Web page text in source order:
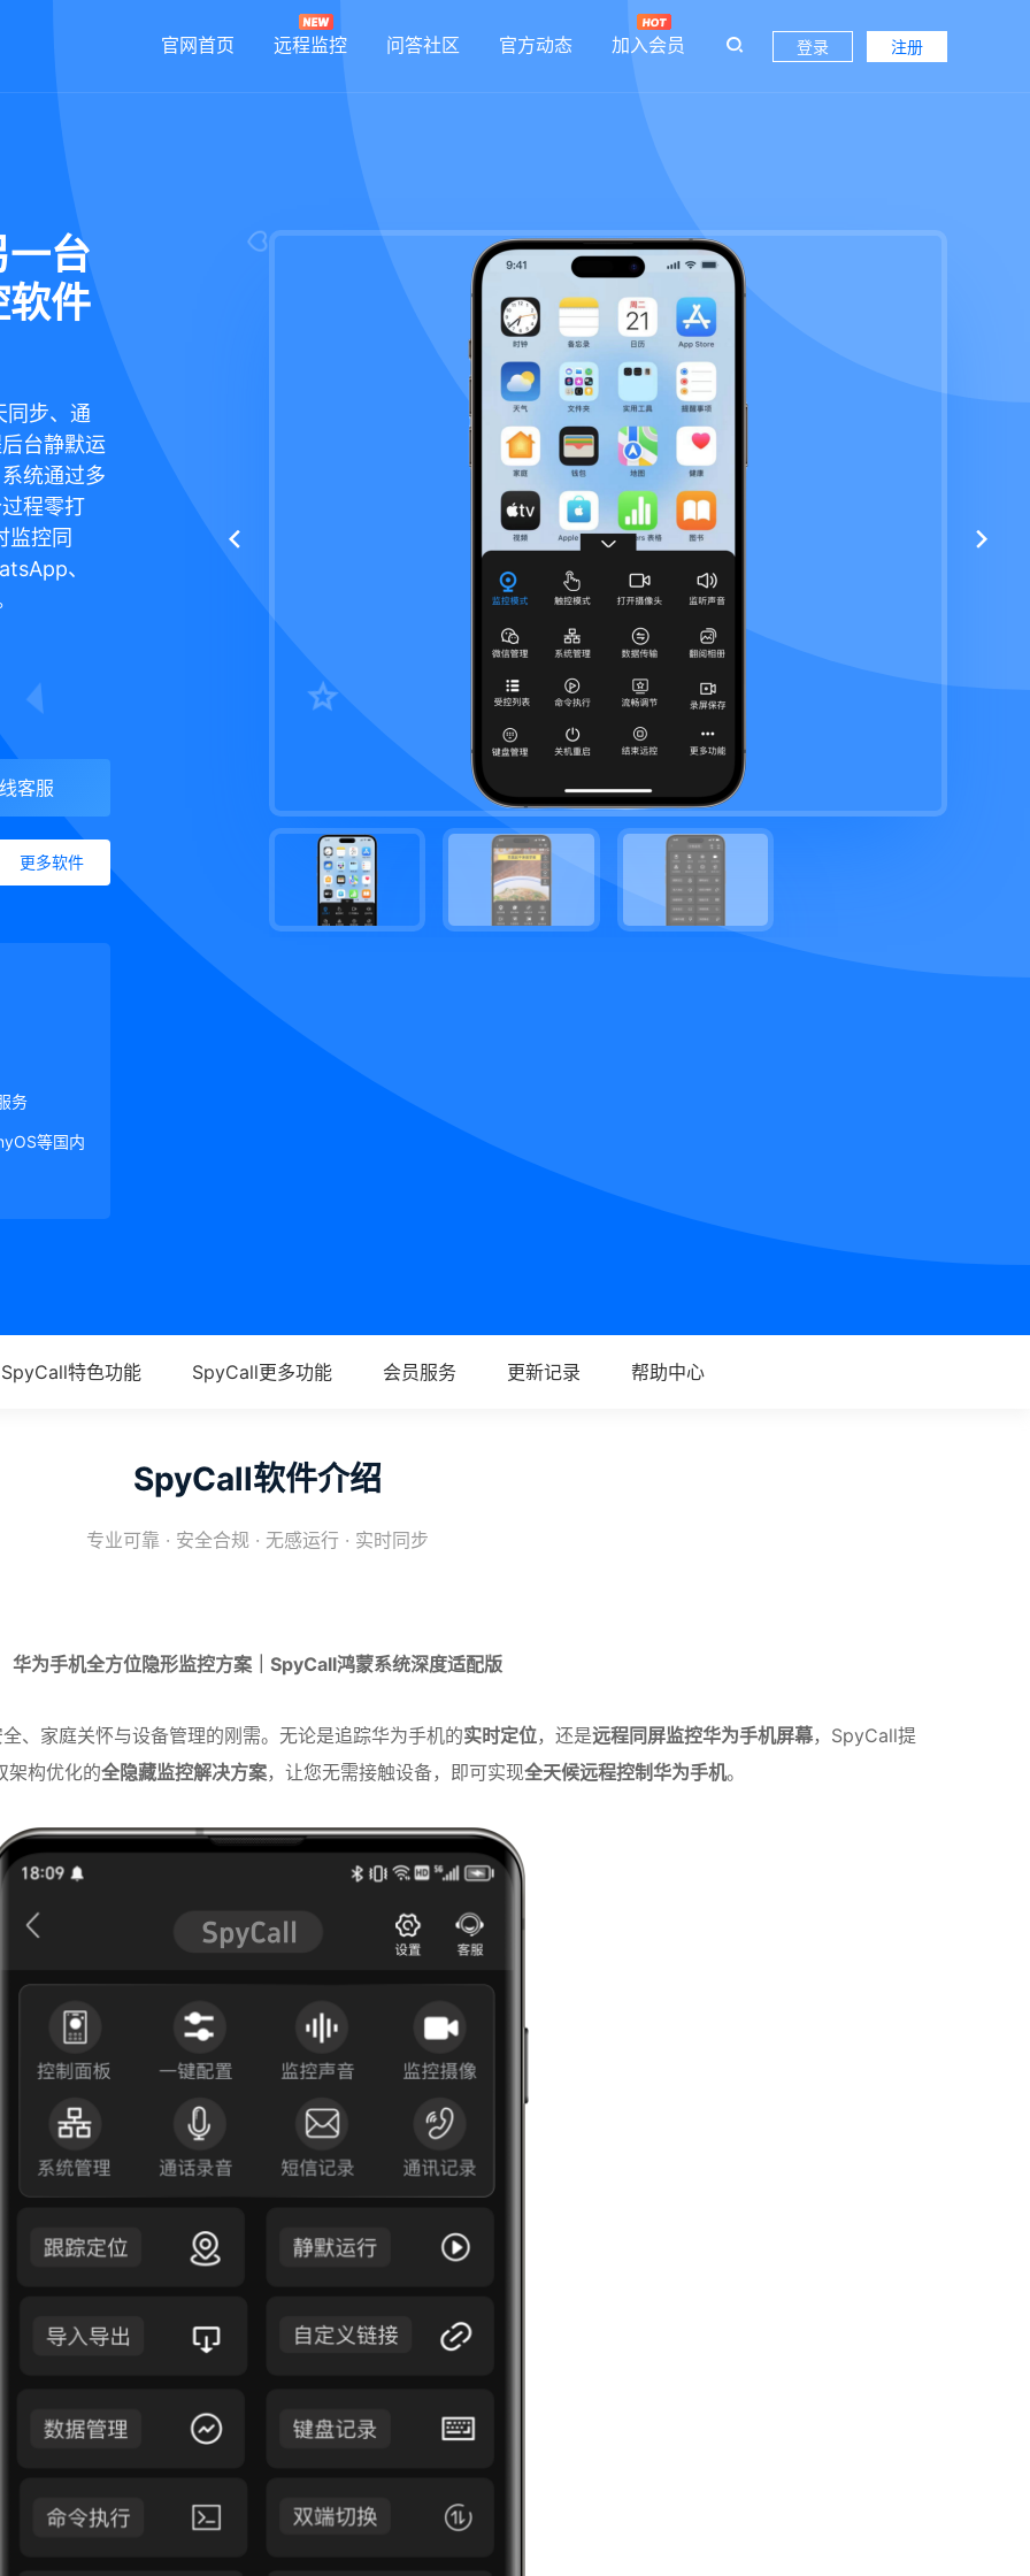
官网首页 远程监控 问答社区 官方动态 加入会员 登录 注册
台
件
同步、通
台静默运
统通过多
程零打
监控同
、
客服
更多软件
务
等国内
SpyCall特色功能 SpyCall更多功能 会员服务 更新记录 帮助中心
SpyCall软件介绍
专业可靠 · 安全合规 · 无感运行 · 实时同步
华为手机全方位隐形监控方案｜SpyCall鸿蒙系统深度适配版
、家庭关怀与设备管理的刚需。无论是追踪华为手机的实时定位，还是远程同屏监控华为手机屏幕，SpyCall提
架构优化的全隐藏监控解决方案，让您无需接触设备，即可实现全天候远程控制华为手机。